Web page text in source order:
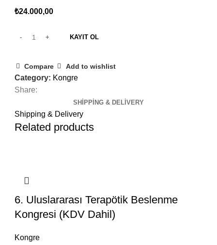
₺24.000,00
KAYIT OL
Compare Add to wishlist
Category: Kongre
Share:
SHIPPING & DELIVERY
Shipping & Delivery
Related products
6. Uluslararası Terapötik Beslenme
Kongresi (KDV Dahil)
Kongre